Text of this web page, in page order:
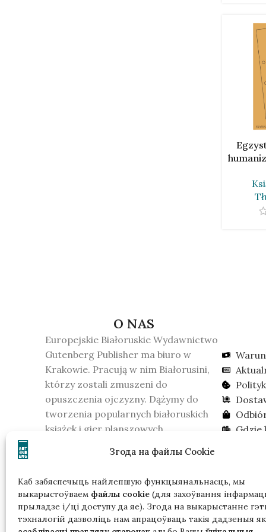
Згода на файлы Cookie
Каб забяспечыць найлепшую функцыянальнасць, мы
выкарыстоўваем файлы cookie (для захоўвання
прыладзе і/ці доступу да яе). Згода на выкарыстанне
тэхналогій дазволіць нам апрацоўваць такія дадзеныя як
DODAJ
O NAS
Europejskie Białoruskie Wydawnictwo
Gutenberg Publisher ma biuro w
Krakowie. Pracują w nim Białorusini,
którzy zostali zmuszeni do
opuszczenia ojczyzny. Dążymy do
tworzenia popularnych białoruskich
książek i gier planszowych.
uznało wydawnictwo za formację
pod uwagę, jeśli mieszkasz na
Białorusi.
Gdzie